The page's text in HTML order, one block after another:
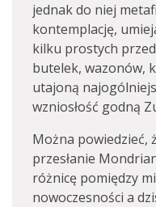
jednak do niej
kontemplację,
kilku prostych
butelek, wazonów,
utajoną
wzniosłość godną
Można powiedzieć,
przesłanie
różnicę pomiędzy
nowoczesności a